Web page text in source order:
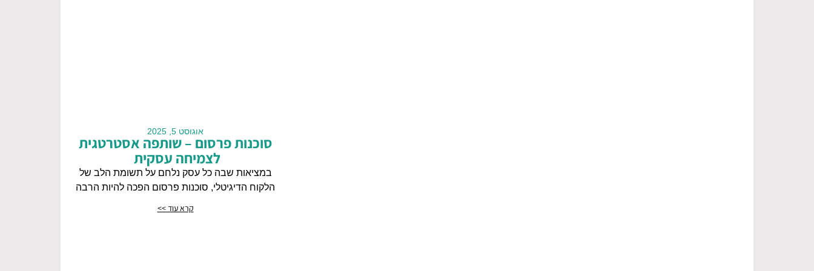
אוגוסט 5, 2025
סוכנות פרסום – שותפה אסטרטגית
לצמיחה עסקית
במציאות שבה כל עסק נלחם על תשומת הלב של
הלקוח הדיגיטלי, סוכנות פרסום הפכה להיות הרבה
קרא עוד >>